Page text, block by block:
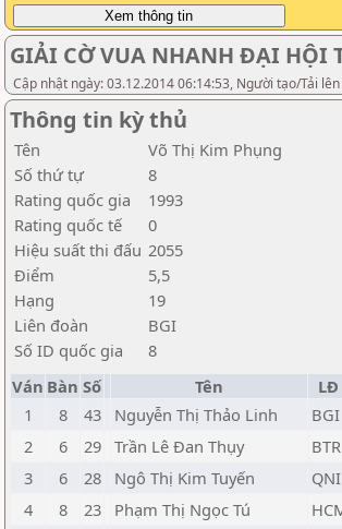
GIẢI CỜ VUA NHANH ĐẠI HỘI
Cập nhật ngày: 03.12.2014 06:14:53, Người tạo/Tải
Thông tin kỳ thủ
Tên
Võ Thị Kim Phụng
Số thứ tự
8
Rating quốc gia
1993
Rating quốc tế
0
Hiệu suất thi đấu 2055
Điểm
5,5
Hạng
19
Liên đoàn
BGI
Số ID quốc gia
8
Ván Bàn Số Tên LĐ
1
8 43 Nguyễn Thị Thảo Linh BGI
2
6 29 Trần Lê Đan Thụy BTR
3
6 28 Ngô Thị Kim Tuyến QNI
4
8 23 Phạm Thị Ngọc Tú